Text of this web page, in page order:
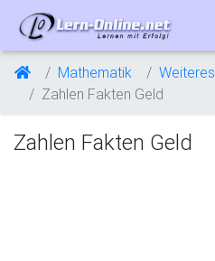
Mathematik Weiteres
Zahlen Fakten Geld
Zahlen Fakten Geld